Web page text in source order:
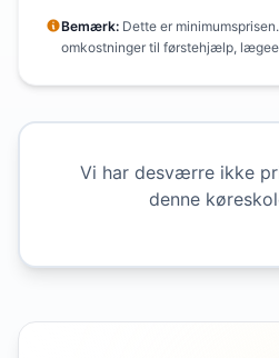
Bemærk: Dette er
omkostninger til førstehjælp,
Vi har desværre ikke
denne